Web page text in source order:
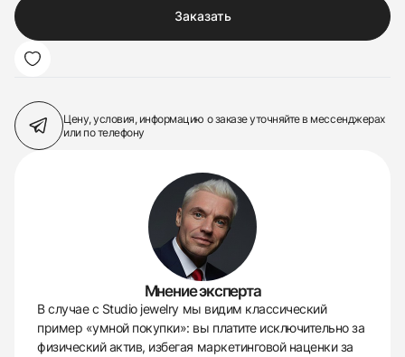
Заказать
Цену, условия, информацию о заказеуточняйте в мессенджерах
или по телефону
Мнение эксперта
В случае с Studio jewelry мы видим классический
пример «умной покупки»: вы платите исключительно за
физический актив, избегая маркетинговой наценки за